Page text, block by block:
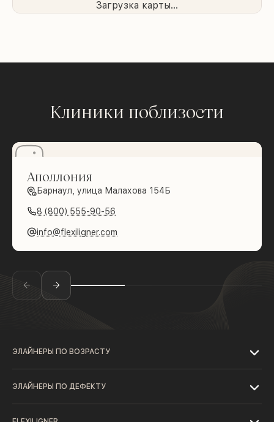
Загрузка карты...
Клиники поблизости
Аполлония
Барнаул, улица Малахова 154Б
8 (800) 555-90-56
info@flexiligner.com
ЭЛАЙНЕРЫ ПО ВОЗРАСТУ
ЭЛАЙНЕРЫ ПО ДЕФЕКТУ